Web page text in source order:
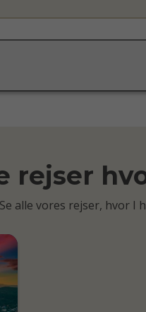
rejser
Se alle vores rejser, hvor I